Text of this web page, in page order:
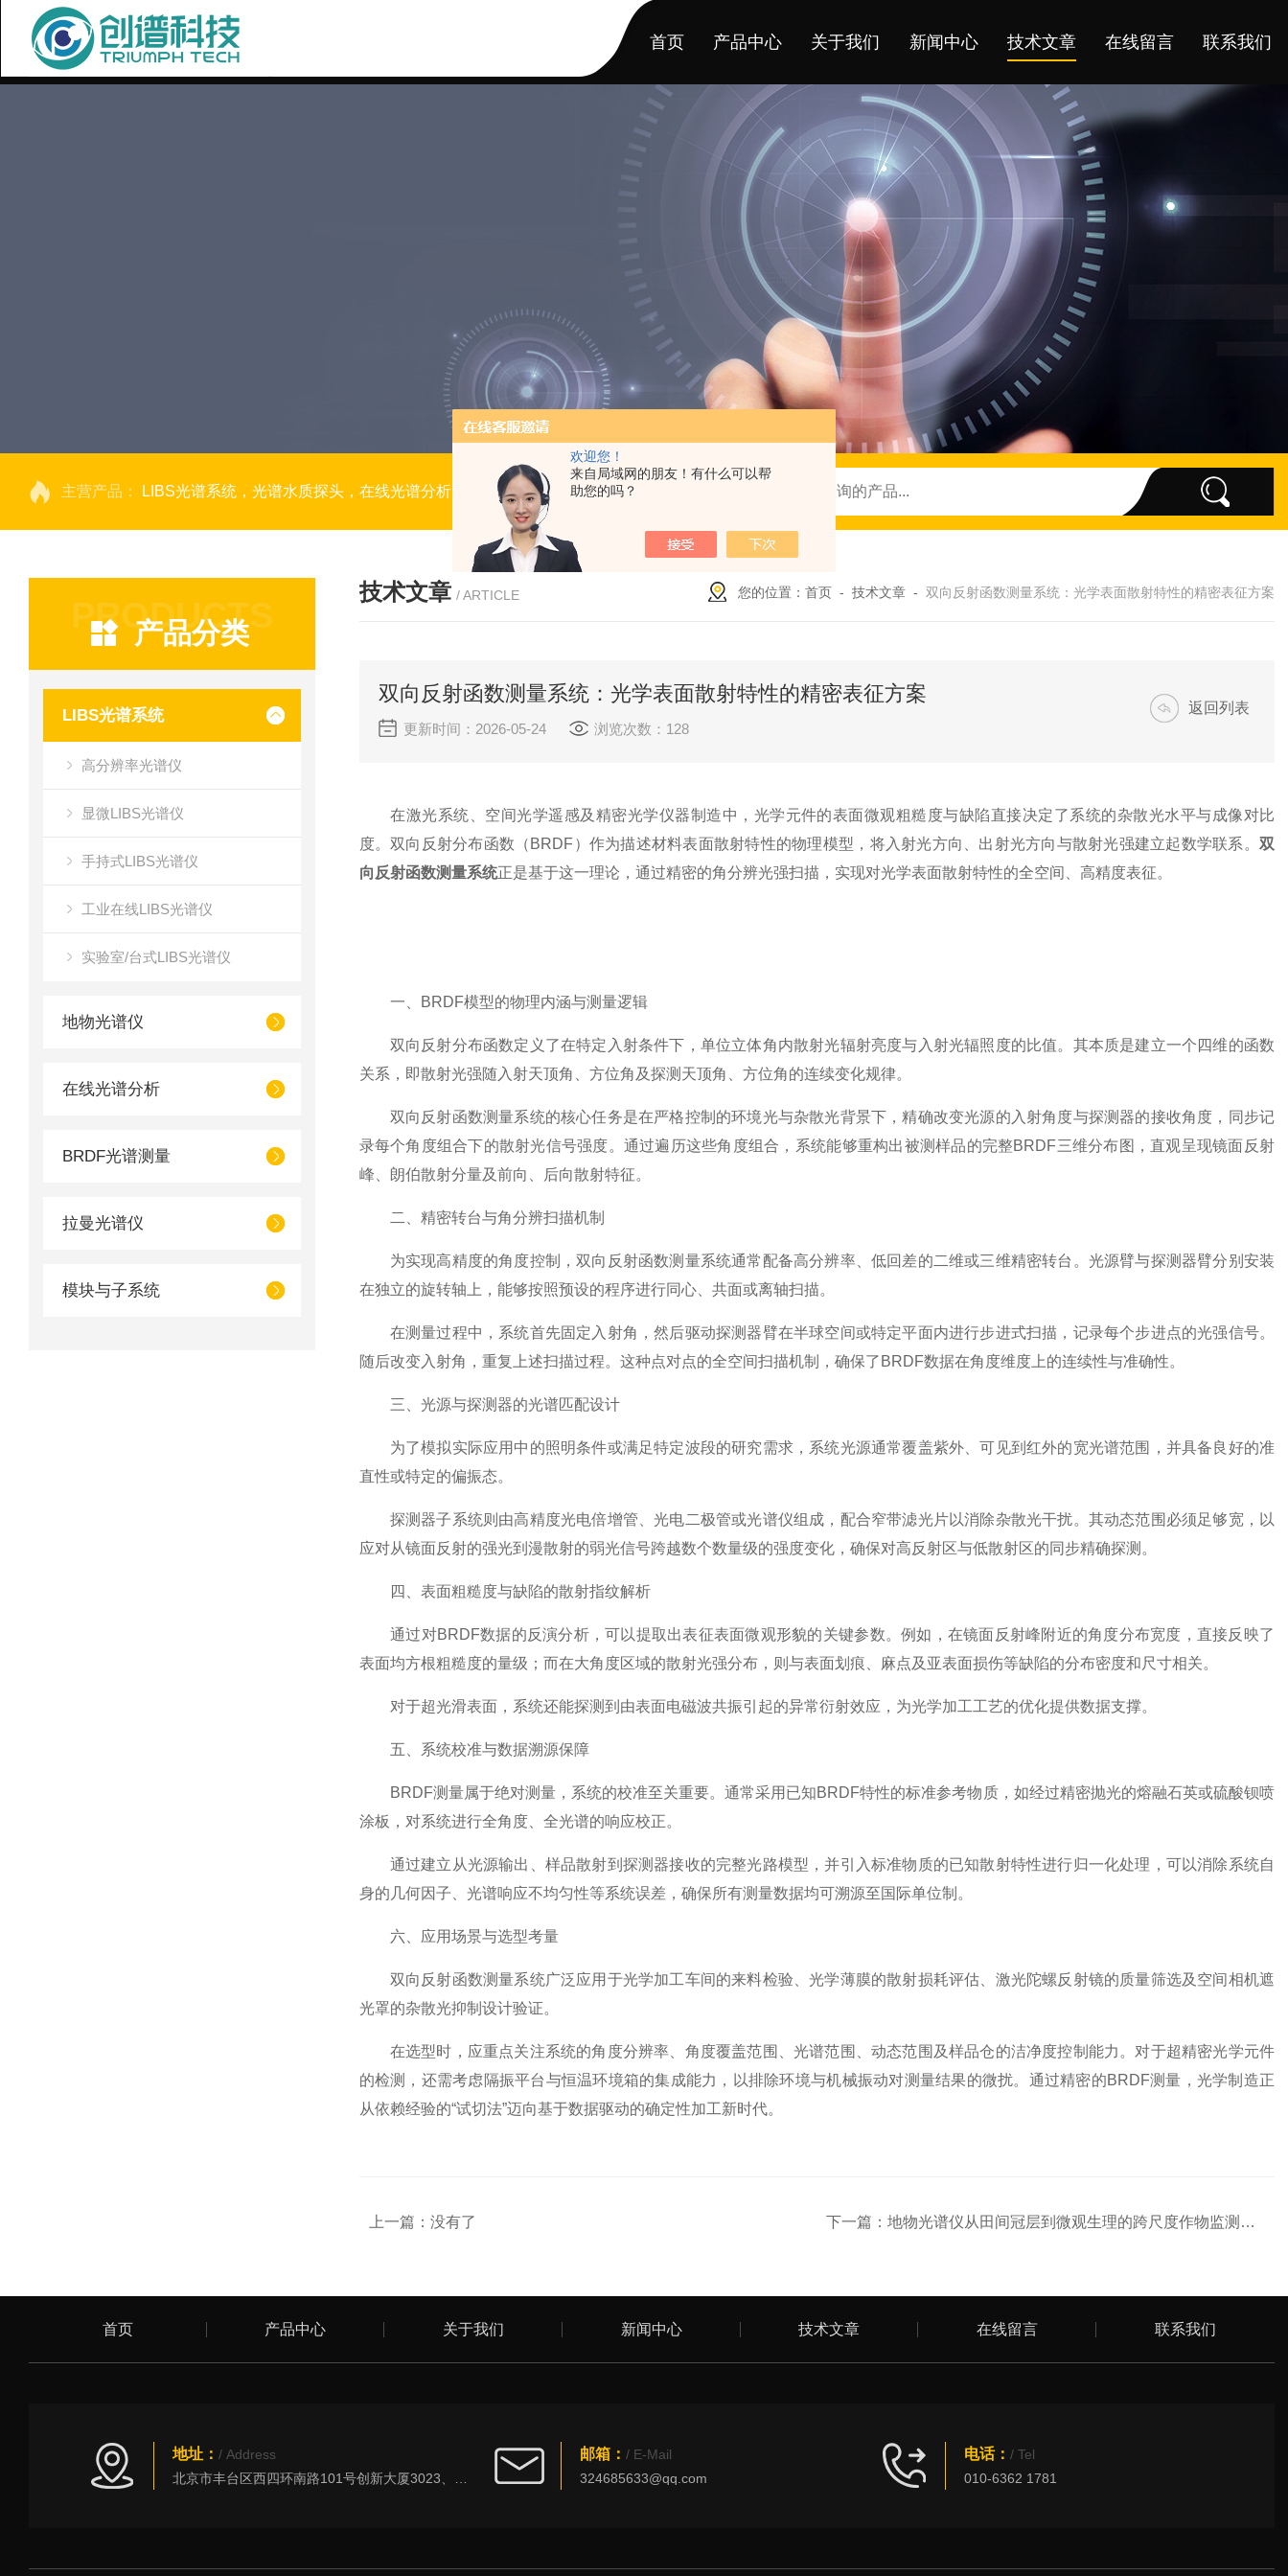
欢迎您！
来自局域网的朋友！有什么可以帮
助您的吗？
首页 产品中心 关于我们 新闻中心 技术文章 在线留言 联系我们
主营产品： LIBS光谱系统，光谱水质探头，在线光谱分析，高光谱相机，量子效率光谱，BRDF系统，拉曼光谱，模块与子系统，服务与定制
PRODUCTS
产品分类
LIBS光谱系统
高分辨率光谱仪
显微LIBS光谱仪
手持式LIBS光谱仪
工业在线LIBS光谱仪
实验室/台式LIBS光谱仪
地物光谱仪
在线光谱分析
BRDF光谱测量
拉曼光谱仪
模块与子系统
技术文章 / ARTICLE 您的位置： 首页 - 技术文章 - 双向反射函数测量系统：光学表面散射特性的精密表征方案
双向反射函数测量系统：光学表面散射特性的精密表征方案
更新时间：2026-05-24 浏览次数：128
返回列表
在激光系统、空间光学遥感及精密光学仪器制造中，光学元件的表面微观粗糙度与缺陷直接决定了系统的杂散光水平与成像对比
度。双向反射分布函数（BRDF）作为描述材料表面散射特性的物理模型，将入射光方向、出射光方向与散射光强建立起数学联系。 双
向反射函数测量系统正是基于这一理论，通过精密的角分辨光强扫描，实现对光学表面散射特性的全空间、高精度表征。
一、BRDF模型的物理内涵与测量逻辑
双向反射分布函数定义了在特定入射条件下，单位立体角内散射光辐射亮度与入射光辐照度的比值。其本质是建立一个四维的函数
关系，即散射光强随入射天顶角、方位角及探测天顶角、方位角的连续变化规律。
双向反射函数测量系统的核心任务是在严格控制的环境光与杂散光背景下，精确改变光源的入射角度与探测器的接收角度，同步记
录每个角度组合下的散射光信号强度。通过遍历这些角度组合，系统能够重构出被测样品的完整BRDF三维分布图，直观呈现镜面反射
峰、朗伯散射分量及前向、后向散射特征。
二、精密转台与角分辨扫描机制
为实现高精度的角度控制，双向反射函数测量系统通常配备高分辨率、低回差的二维或三维精密转台。光源臂与探测器臂分别安装
在独立的旋转轴上，能够按照预设的程序进行同心、共面或离轴扫描。
在测量过程中，系统首先固定入射角，然后驱动探测器臂在半球空间或特定平面内进行步进式扫描，记录每个步进点的光强信号。
随后改变入射角，重复上述扫描过程。这种点对点的全空间扫描机制，确保了BRDF数据在角度维度上的连续性与准确性。
三、光源与探测器的光谱匹配设计
为了模拟实际应用中的照明条件或满足特定波段的研究需求，系统光源通常覆盖紫外、可见到红外的宽光谱范围，并具备良好的准
直性或特定的偏振态。
探测器子系统则由高精度光电倍增管、光电二极管或光谱仪组成，配合窄带滤光片以消除杂散光干扰。其动态范围必须足够宽，以
应对从镜面反射的强光到漫散射的弱光信号跨越数个数量级的强度变化，确保对高反射区与低散射区的同步精确探测。
四、表面粗糙度与缺陷的散射指纹解析
通过对BRDF数据的反演分析，可以提取出表征表面微观形貌的关键参数。例如，在镜面反射峰附近的角度分布宽度，直接反映了
表面均方根粗糙度的量级；而在大角度区域的散射光强分布，则与表面划痕、麻点及亚表面损伤等缺陷的分布密度和尺寸相关。
对于超光滑表面，系统还能探测到由表面电磁波共振引起的异常衍射效应，为光学加工工艺的优化提供数据支撑。
五、系统校准与数据溯源保障
BRDF测量属于绝对测量，系统的校准至关重要。通常采用已知BRDF特性的标准参考物质，如经过精密抛光的熔融石英或硫酸钡喷
涂板，对系统进行全角度、全光谱的响应校正。
通过建立从光源输出、样品散射到探测器接收的完整光路模型，并引入标准物质的已知散射特性进行归一化处理，可以消除系统自
身的几何因子、光谱响应不均匀性等系统误差，确保所有测量数据均可溯源至国际单位制。
六、应用场景与选型考量
双向反射函数测量系统广泛应用于光学加工车间的来料检验、光学薄膜的散射损耗评估、激光陀螺反射镜的质量筛选及空间相机遮
光罩的杂散光抑制设计验证。
在选型时，应重点关注系统的角度分辨率、角度覆盖范围、光谱范围、动态范围及样品仓的洁净度控制能力。对于超精密光学元件
的检测，还需考虑隔振平台与恒温环境箱的集成能力，以排除环境与机械振动对测量结果的微扰。通过精密的BRDF测量，光学制造正
从依赖经验的“试切法”迈向基于数据驱动的确定性加工新时代。
上一篇：没有了 下一篇：地物光谱仪从田间冠层到微观生理的跨尺度作物监测应用
首页 产品中心 关于我们 新闻中心 技术文章 在线留言 联系我们
地址： / Address
邮箱： / E-Mail
324685633@qq.com
电话： / Tel
010-6362 1781